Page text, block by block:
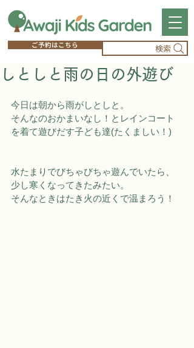
ご予約はこちら 検索
しとしと雨の日の外遊び
今日は朝から雨がしとしと。
そんなのおかまいなし！とレインコート
を着て遊びだす子ども達(たくましい！)
水たまりでびちゃびちゃ遊んでいたら、
少し寒くなってきたみたい。
そんなときはたき火の近くで温まろう！